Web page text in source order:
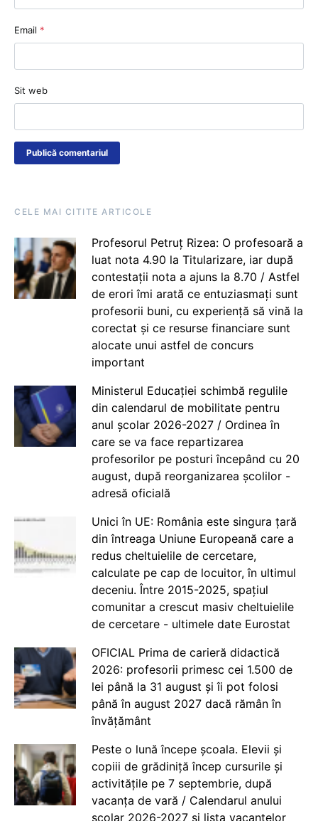
Email *
Sit web
CELE MAI CITITE ARTICOLE
Profesorul Petruț Rizea: O profesoară a
luat nota 4.90 la Titularizare, iar după
contestații nota a ajuns la 8.70 / Astfel
de erori îmi arată ce entuziasmați sunt
profesorii buni, cu experiență să vină la
corectat și ce resurse financiare sunt
alocate unui astfel de concurs
important
Ministerul Educației schimbă regulile
din calendarul de mobilitate pentru
anul școlar 2026-2027 / Ordinea în
care se va face repartizarea
profesorilor pe posturi începând cu 20
august, după reorganizarea școlilor -
adresă oficială
Unici în UE: România este singura țară
din întreaga Uniune Europeană care a
redus cheltuielile de cercetare,
calculate pe cap de locuitor, în ultimul
deceniu. Între 2015-2025, spațiul
comunitar a crescut masiv cheltuielile
de cercetare - ultimele date Eurostat
OFICIAL Prima de carieră didactică
2026: profesorii primesc cei 1.500 de
lei până la 31 august și îi pot folosi
până în august 2027 dacă rămân în
învățământ
Peste o lună începe școala. Elevii și
copiii de grădiniță încep cursurile și
activitățile pe 7 septembrie, după
vacanța de vară / Calendarul anului
școlar 2026-2027 și lista vacanțelor